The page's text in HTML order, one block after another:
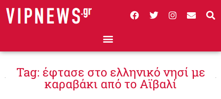
Tag: έφτασε στο ελληνικό νησί με
καραβάκι από το Αϊβαλί